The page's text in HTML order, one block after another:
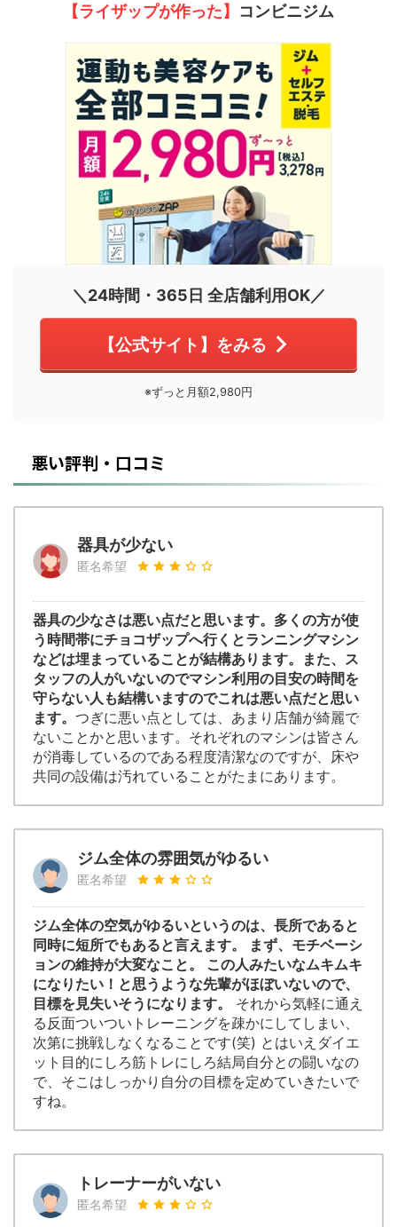
【ライザップが作った】 コンビニジム
＼24時間・365日 全店舗利用OK／
【公式サイト】をみる
※ずっと月額2,980円
悪い評判・口コミ
器具が少ない
匿名希望
器具の少なさは悪い点だと思います。多くの方が使
う時間帯にチョコザップへ行くとランニングマシン
などは埋まっていることが結構あります。また、ス
タッフの人がいないのでマシン利用の目安の時間を
守らない人も結構いますのでこれは悪い点だと思い
ます。 つぎに悪い点としては、あまり店舗が綺麗で
ないことかと思います。それぞれのマシンは皆さん
が消毒しているのである程度清潔なのですが、床や
共同の設備は汚れていることがたまにあります。
ジム全体の雰囲気がゆるい
匿名希望
ジム全体の空気がゆるいというのは、長所であると
同時に短所でもあると言えます。 まず、モチベーシ
ョンの維持が大変なこと。 この人みたいなムキムキ
になりたい！と思うような先輩がほぼいないので、
目標を見失いそうになります。
それから気軽に通え
る反面ついついトレーニングを疎かにしてしまい、
次第に挑戦しなくなることです(笑) とはいえダイエ
ット目的にしろ筋トレにしろ結局自分との闘いなの
で、そこはしっかり自分の目標を定めていきたいで
すね。
トレーナーがいない
匿名希望